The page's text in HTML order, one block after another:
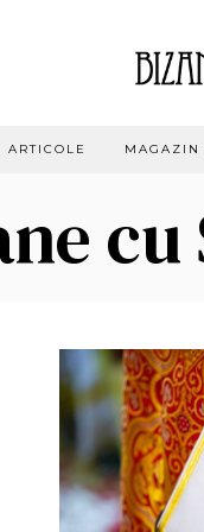
ARTICOLE